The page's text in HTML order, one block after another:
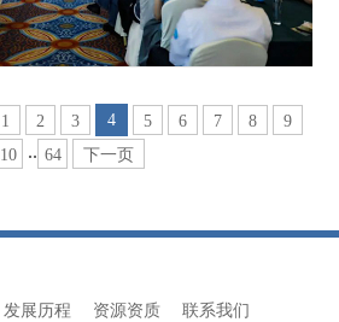
1 2 3 4 5 6 7 8
9
10
.. 64 下一页
发展历程 资源资质 联系我们